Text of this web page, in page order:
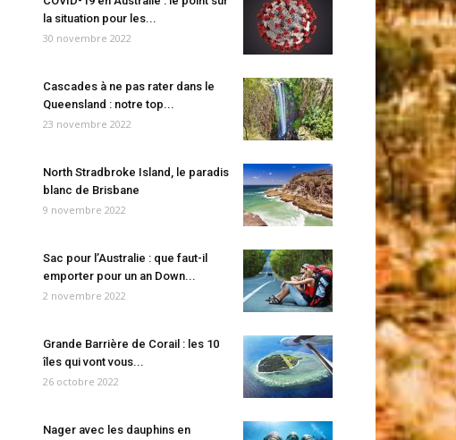
la situation pour les...
30 novembre 2022
Cascades à ne pas rater dans le
Queensland : notre top...
23 novembre 2022
North Stradbroke Island, le paradis
blanc de Brisbane
9 novembre 2022
Sac pour l’Australie : que faut-il
emporter pour un an Down...
2 novembre 2022
Grande Barrière de Corail : les 10
îles qui vont vous...
26 octobre 2022
Nager avec les dauphins en